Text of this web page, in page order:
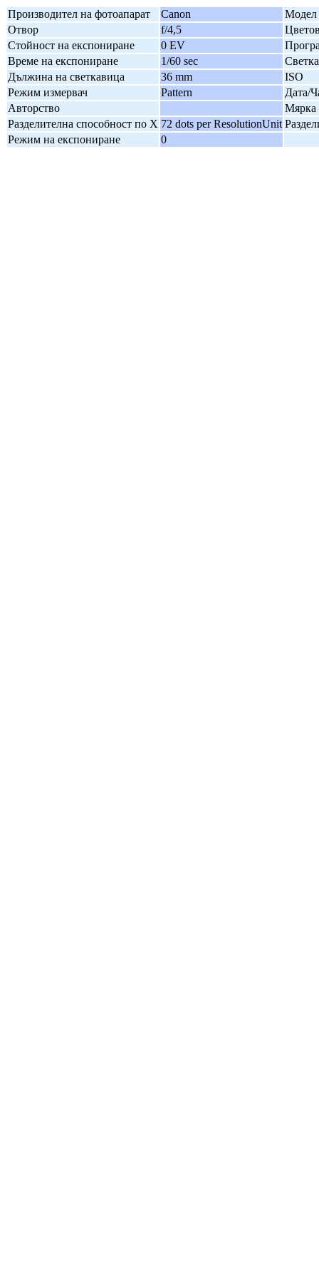
Производител на фотоапарат Canon
Модел
Отвор
f/4,5
Стойност на експониране
0 EV
Време на експониране
1/60 sec
Дължина на светкавица
36 mm
ISO
Режим измервач
Pattern
Дата/
Авторство
Мярка
Разделителна способност по X 72 dots per ResolutionUnit
Режим на експониране
0